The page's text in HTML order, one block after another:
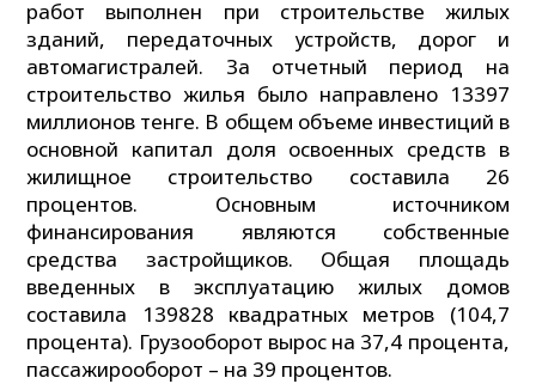
работ выполнен при строительстве жилых
зданий, передаточных устройств, дорог и
автомагистралей. За отчетный период на
строительство жилья было направлено 13397
миллионов тенге. В общем объеме инвестиций в
основной капитал доля освоенных средств в
жилищное строительство составила 26
процентов. Основным источником
финансирования являются собственные
средства застройщиков. Общая площадь
введенных в эксплуатацию жилых домов
составила 139828 квадратных метров (104,7
процента). Грузооборот вырос на 37,4 процента,
пассажирооборот – на 39 процентов.